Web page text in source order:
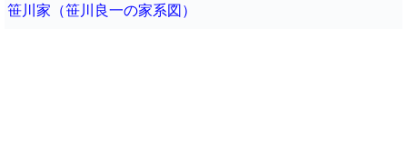
笹川家（笹川良一の家系図）